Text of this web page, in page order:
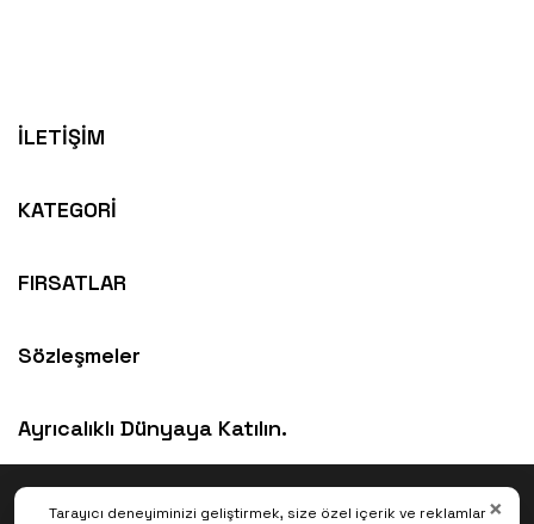
İLETİŞİM
KATEGORİ
FIRSATLAR
Sözleşmeler
Ayrıcalıklı Dünyaya Katılın.
© 2026 MİRON. TÜM HAKLARI SAKLIDIR ×
Tarayıcı deneyiminizi geliştirmek, size özel içerik ve reklamlar